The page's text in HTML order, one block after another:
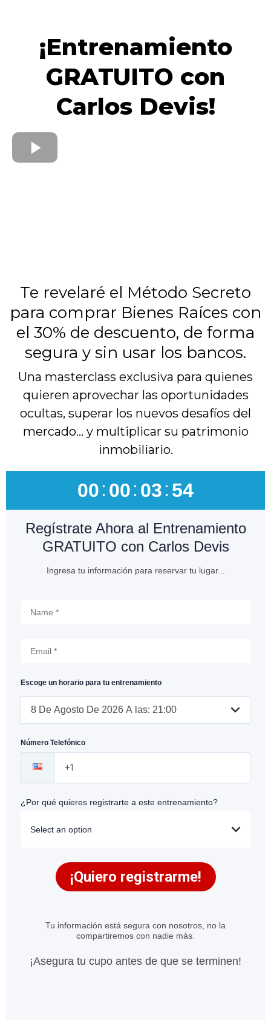
¡Entrenamiento
GRATUITO con
Carlos Devis!
Te revelaré el Método Secreto
para comprar Bienes Raíces con
el 30% de descuento, de forma
segura y sin usar los bancos.
Una masterclass exclusiva para quienes
quieren aprovechar las oportunidades
ocultas, superar los nuevos desafíos del
mercado… y multiplicar su patrimonio
inmobiliario.